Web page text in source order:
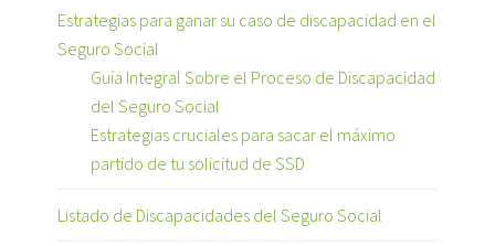
Estrategias para ganar su caso de discapacidad en el
Seguro Social
Guía Integral Sobre el Proceso de Discapacidad
del Seguro Social
Estrategias cruciales para sacar el máximo
partido de tu solicitud de SSD
Listado de Discapacidades del Seguro Social